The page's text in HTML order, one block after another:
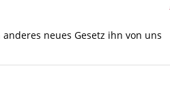
neues Gesetz ihn von uns